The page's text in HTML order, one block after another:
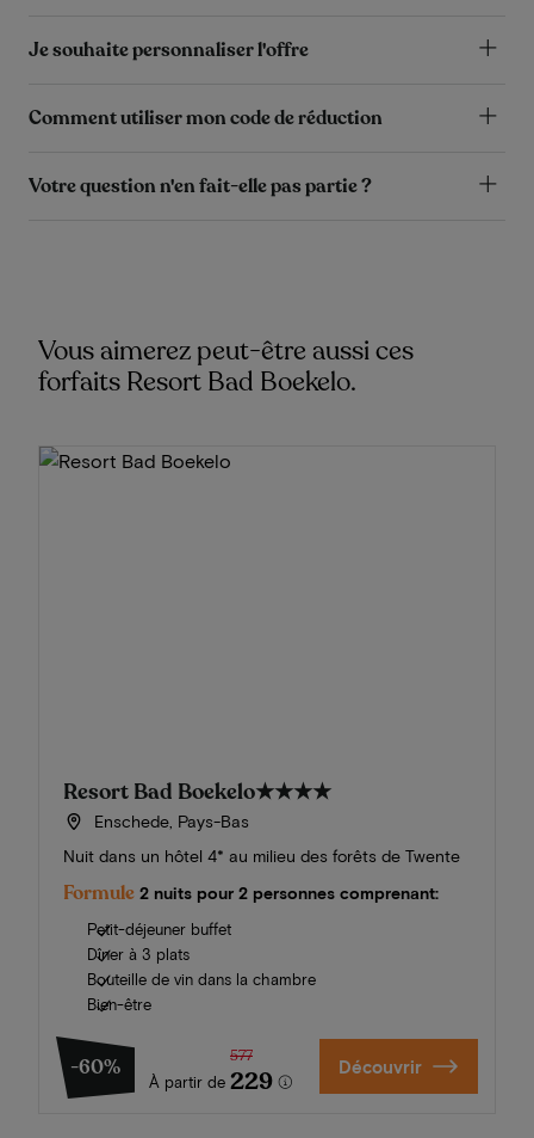
Je souhaite personnaliser l'offre
Comment utiliser mon code de réduction
Votre question n'en fait-elle pas partie ?
Vous aimerez peut-être aussi ces
forfaits Resort Bad Boekelo.
Resort Bad Boekelo★★★★
Enschede, Pays-Bas
Nuit dans un hôtel 4* au milieu des forêts de Twente
Formule 2 nuits pour 2 personnes comprenant:
Petit-déjeuner buffet
Dîner à 3 plats
Bouteille de vin dans la chambre
Bien-être
-60%
À partir de
577
229 Découvrir